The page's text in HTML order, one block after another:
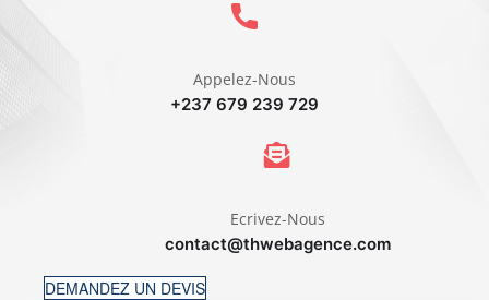
Appelez-Nous
+237 679 239 729
Ecrivez-Nous
contact@thwebagence.com
DEMANDEZ UN DEVIS